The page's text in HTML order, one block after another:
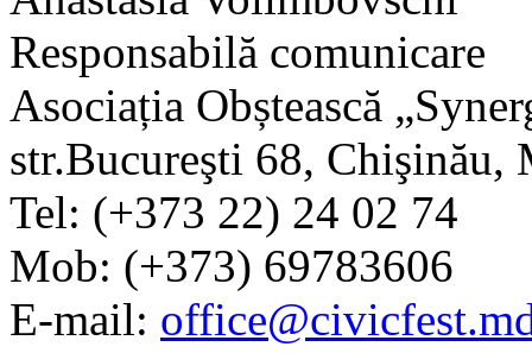
Responsabilă comunicare
Asociația Obștească
str.Bucureşti 68, Chişinău,
Tel: (+373 22) 24 02 74
Mob: (+373) 69783606
E-mail: